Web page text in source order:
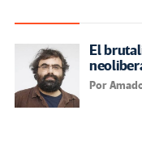
El
Por